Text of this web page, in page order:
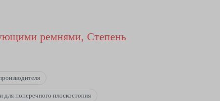
ремнями, Степень
для поперечного плоскостопия